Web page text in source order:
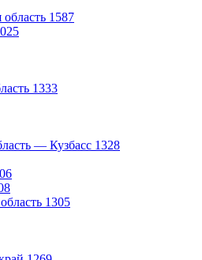
1587
1333
— Кузбасс 1328
1305